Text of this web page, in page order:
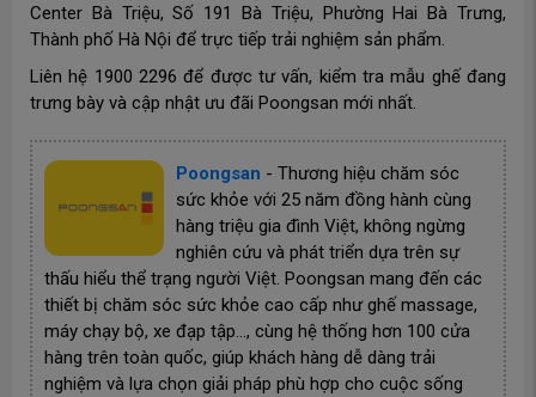
Center Bà Triệu, Số 191 Bà Triệu, Phường Hai Bà Trưng,
Thành phố Hà Nội để trực tiếp trải nghiệm sản phẩm.
Liên hệ 1900 2296 để được tư vấn, kiểm tra mẫu ghế đang
trưng bày và cập nhật ưu đãi Poongsan mới nhất.
Poongsan - Thương hiệu chăm sóc
sức khỏe với 25 năm đồng hành cùng
hàng triệu gia đình Việt, không ngừng
nghiên cứu và phát triển dựa trên sự
thấu hiểu thể trạng người Việt. Poongsan mang đến các
thiết bị chăm sóc sức khỏe cao cấp như ghế massage,
máy chạy bộ, xe đạp tập…, cùng hệ thống hơn 100 cửa
hàng trên toàn quốc, giúp khách hàng dễ dàng trải
nghiệm và lựa chọn giải pháp phù hợp cho cuộc sống